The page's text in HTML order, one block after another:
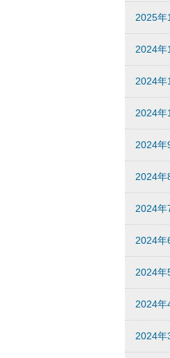
2025年
2024年
2024年
2024年
2024年
2024年
2024年
2024年
2024年
2024年
2024年